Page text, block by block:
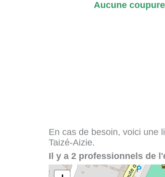
Aucune
En cas de besoin, voici une
Taizé-Aizie.
Il y a 2 professionnels de